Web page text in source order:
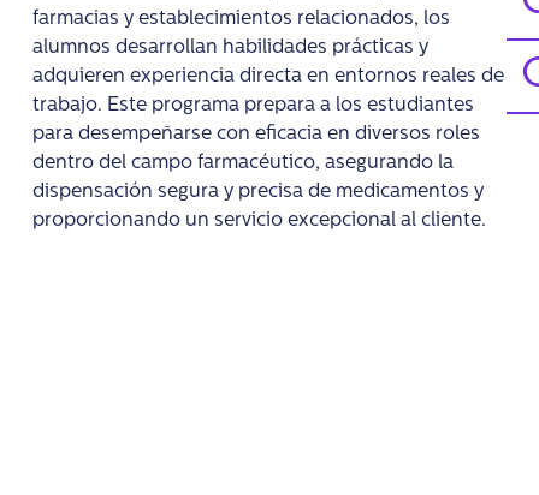
farmacias y establecimientos relacionados, los
alumnos desarrollan habilidades prácticas y
adquieren experiencia directa en entornos reales de
trabajo. Este programa prepara a los estudiantes
para desempeñarse con eficacia en diversos roles
dentro del campo farmacéutico, asegurando la
dispensación segura y precisa de medicamentos y
proporcionando un servicio excepcional al cliente.